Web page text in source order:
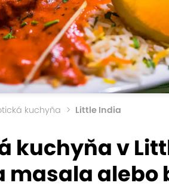
kuchyňa Little India
kuchyňa v
masala alebo